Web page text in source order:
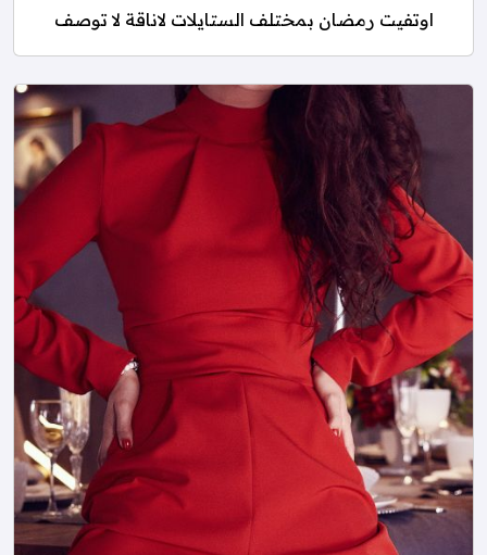
اوتفيت رمضان بمختلف الستايلات لاناقة لا توصف